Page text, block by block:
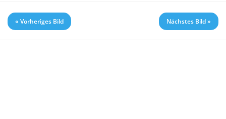
« Vorheriges Bild Nächstes Bild »